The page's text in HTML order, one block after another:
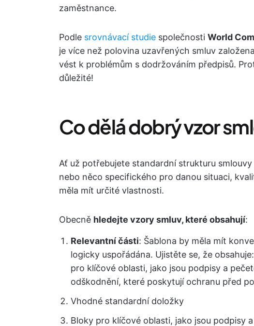
zaměstnance.
Podle srovnávací studie společnosti World
je více než polovina uzavřených smluv
vést k problémům s dodržováním předpisů.
důležité!
Co dělá dobrý vzor
Ať už potřebujete standardní strukturu
nebo něco specifického pro danou situaci,
měla mít určité vlastnosti.
Obecně hledejte vzory smluv, které obsahují:
Relevantní části: Šablona by měla mít
logicky uspořádána. Ujistěte se, že
pro klíčové oblasti, jako jsou podpisy a
odškodnění, které poskytují ochranu před
Vhodné standardní doložky
Bloky pro klíčové oblasti, jako jsou podpisy